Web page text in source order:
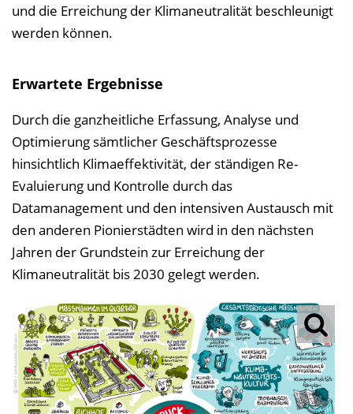
und die Erreichung der Klimaneutralität beschleunigt
werden können.
Erwartete Ergebnisse
Durch die ganzheitliche Erfassung, Analyse und
Optimierung sämtlicher Geschäftsprozesse
hinsichtlich Klimaeffektivität, der ständigen Re-
Evaluierung und Kontrolle durch das
Datamanagement und den intensiven Austausch mit
den anderen Pionierstädten wird in den nächsten
Jahren der Grundstein zur Erreichung der
Klimaneutralität bis 2030 gelegt werden.